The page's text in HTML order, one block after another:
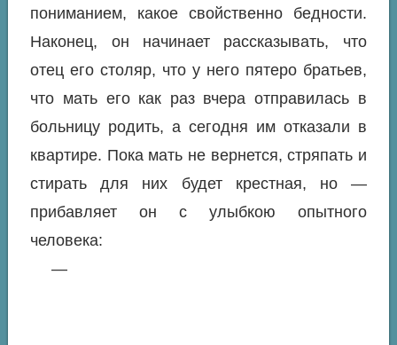
пониманием, какое свойственно бедности.
Наконец, он начинает рассказывать, что
отец его столяр, что у него пятеро братьев,
что мать его как раз вчера отправилась в
больницу родить, а сегодня им отказали в
квартире. Пока мать не вернется, стряпать и
стирать для них будет крестная, но —
прибавляет он с улыбкою опытного
человека:
—